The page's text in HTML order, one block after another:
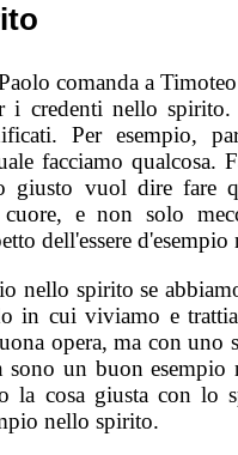
comanda a
i credenti nello spirito.
Per esempio,
facciamo qualcosa.
giusto vuol dire fare
e non solo
dell'essere
nello spirito se
in cui viviamo e
opera, ma con uno
sono un buon esempio
la cosa giusta con lo
nello spirito.